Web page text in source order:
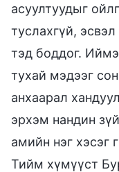
асуултуудыг
туслахгүй,
тэд боддог.
тухай мэдээг
анхаарал
эрхэм нандин
амийн нэг хэсэг
Тийм хүмүүст